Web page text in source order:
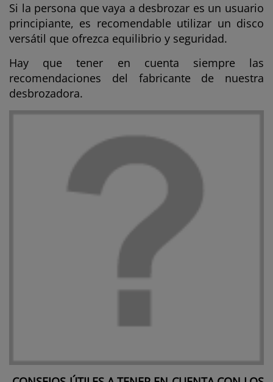
Si la persona que vaya a desbrozar es un usuario
principiante, es recomendable utilizar un disco
versátil que ofrezca equilibrio y seguridad.
Hay que tener en cuenta siempre las
recomendaciones del fabricante de nuestra
desbrozadora.